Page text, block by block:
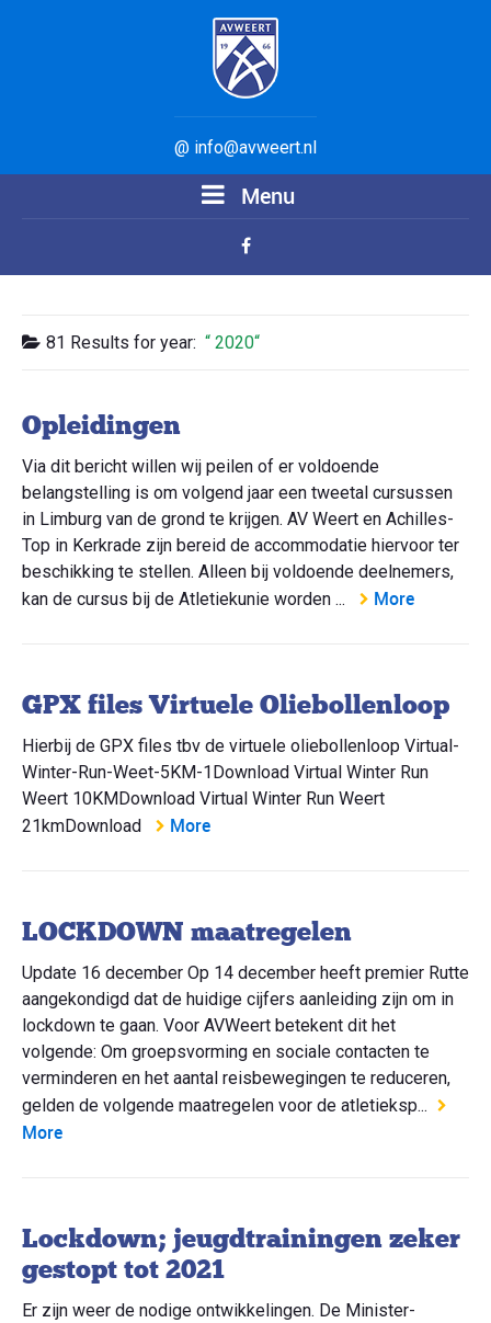
@ info@avweert.nl
Menu
81 Results for year: 2020
Opleidingen
Via dit bericht willen wij peilen of er voldoende
belangstelling is om volgend jaar een tweetal cursussen
in Limburg van de grond te krijgen. AV Weert en Achilles-
Top in Kerkrade zijn bereid de accommodatie hiervoor ter
beschikking te stellen. Alleen bij voldoende deelnemers,
kan de cursus bij de Atletiekunie worden ...
More
GPX files Virtuele Oliebollenloop
Hierbij de GPX files tbv de virtuele oliebollenloop Virtual-
Winter-Run-Weet-5KM-1Download Virtual Winter Run
Weert 10KMDownload Virtual Winter Run Weert
21kmDownload
More
LOCKDOWN maatregelen
Update 16 december Op 14 december heeft premier Rutte
aangekondigd dat de huidige cijfers aanleiding zijn om in
lockdown te gaan. Voor AVWeert betekent dit het
volgende: Om groepsvorming en sociale contacten te
verminderen en het aantal reisbewegingen te reduceren,
gelden de volgende maatregelen voor de atletieksp...
More
Lockdown; jeugdtrainingen zeker
gestopt tot 2021
Er zijn weer de nodige ontwikkelingen. De Minister-